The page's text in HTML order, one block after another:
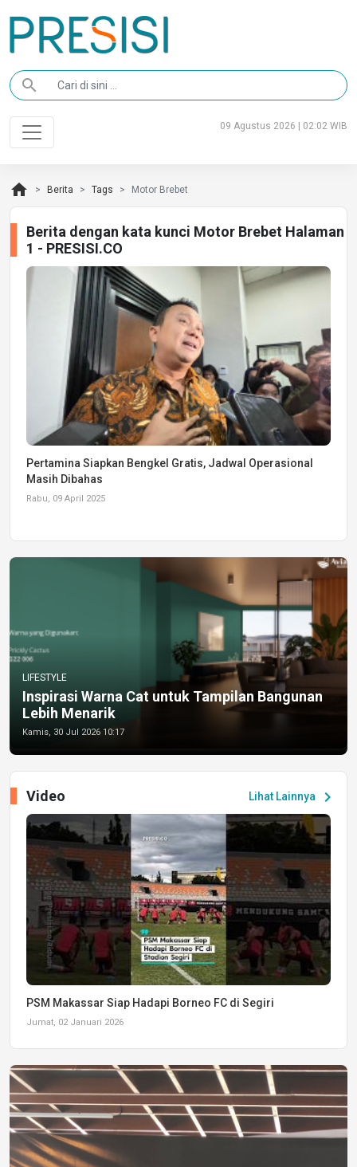
search
09 Agustus 2026 | 02:02 WIB
home Berita Tags Motor Brebet
Berita dengan kata kunci Motor Brebet Halaman
1 - PRESISI.CO
Pertamina Siapkan Bengkel Gratis, Jadwal Operasional
Masih Dibahas
Rabu, 09 April 2025
LIFESTYLE
Inspirasi Warna Cat untuk Tampilan Bangunan
Lebih Menarik
Kamis, 30 Jul 2026 10:17
Lihat Lainnya chevron_right
Video
PSM Makassar Siap Hadapi Borneo FC di Segiri
Jumat, 02 Januari 2026